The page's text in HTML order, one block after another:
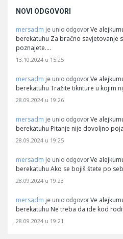
NOVI ODGOVORI
mersadm je unio odgovor Ve
berekatuhu Za bračno savjetovanje
poznajete.…
13.10.2024 u 15:25
mersadm je unio odgovor Ve
berekatuhu Tražite tiknture u kojim
28.09.2024 u 19:26
mersadm je unio odgovor Ve
berekatuhu Pitanje nije dovoljno
28.09.2024 u 19:25
mersadm je unio odgovor Ve
berekatuhu Ako se bojiš štete po
28.09.2024 u 19:23
mersadm je unio odgovor Ve
berekatuhu Ne treba da ide kod
28.09.2024 u 19:21